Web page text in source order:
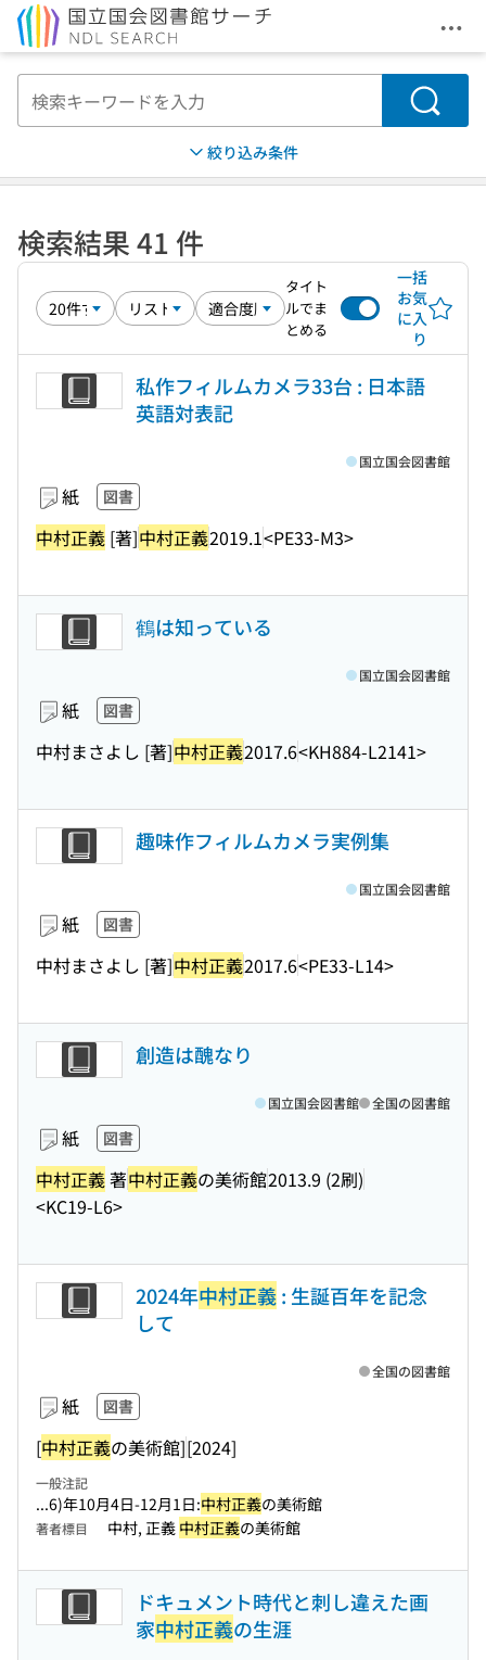
メ
検索
絞り込み条件
検索結果 41 件
タイト
ルでま
とめる
一括
お気
に入
り
私作フィルムカメラ33台 : 日本語
英語対表記
紙 図書
中村正義 [著]中村正義2019.1<PE33-M3>
国立国会図書館
鶴は知っている
紙 図書
中村まさよし [著]中村正義2017.6<KH884-L2141>
国立国会図書館
趣味作フィルムカメラ実例集
紙 図書
中村まさよし [著]中村正義2017.6<PE33-L14>
国立国会図書館
創造は醜なり
紙 図書
中村正義著中村正義の美術館2013.9 (2刷)
<KC19-L6>
国立国会図書館 全国の図書館
2024年中村正義: 生誕百年を記念
して
紙 図書
[中村正義の美術館][2024]
全国の図書館
一般注記
...6)年10月4日-12月1日:中村正義の美術館
著者標目 中村, 正義 中村正義の美術館
ドキュメント時代と刺し違えた画
家中村正義の生涯